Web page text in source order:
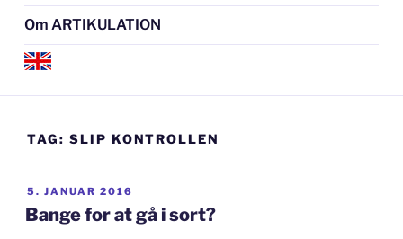
Om ARTIKULATION
TAG: SLIP KONTROLLEN
UDGIVET
DEN
5. JANUAR 2016
Bange for at gå i sort?